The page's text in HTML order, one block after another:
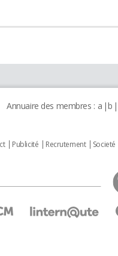
Annuaire des membres : a b
Publicité Recrutement Societé